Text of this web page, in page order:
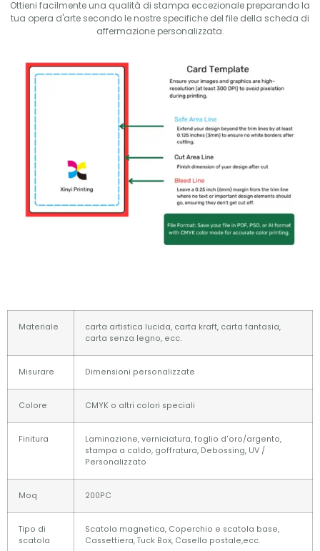
Ottieni facilmente una qualità di stampa eccezionale preparando la
tua opera d'arte secondo le nostre specifiche del file della scheda di
affermazione personalizzata.
Materiale
carta artistica lucida, carta kraft, carta fantasia,
carta senza legno, ecc.
Misurare Dimensioni personalizzate
Colore CMYK o altri colori speciali
Finitura
Laminazione, verniciatura, foglio d'oro/argento,
stampa a caldo, goffratura, Debossing, UV /
Personalizzato
Moq 200PC
Tipo di
scatola
Scatola magnetica, Coperchio e scatola base,
Cassettiera, Tuck Box, Casella postale,ecc.